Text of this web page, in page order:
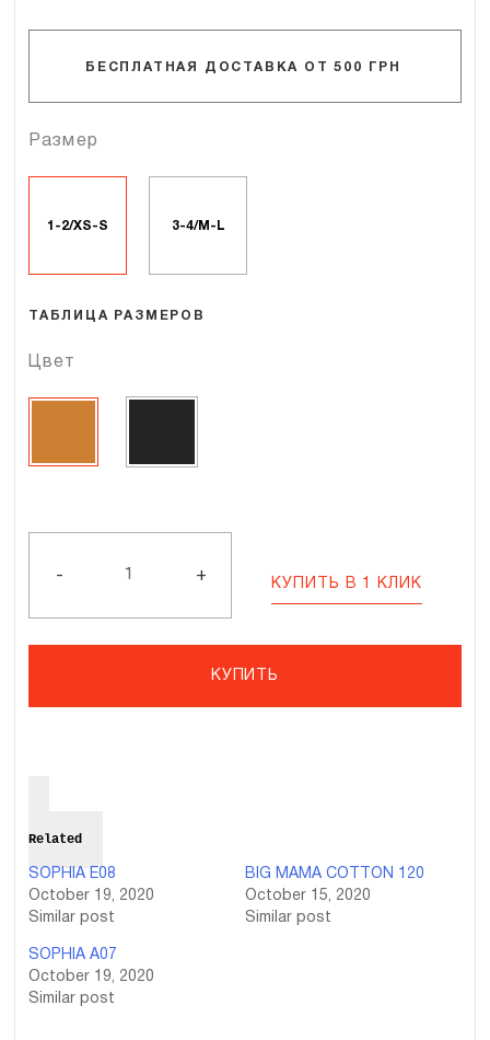
БЕСПЛАТНАЯ ДОСТАВКА ОТ 500 ГРН
Размер
1-2/XS-S 3-4/M-L
ТАБЛИЦА РАЗМЕРОВ
Цвет
- +
КУПИТЬ В 1 КЛИК
КУПИТЬ
Related
SOPHIA E08
October 19, 2020
Similar post
BIG MAMA COTTON 120
October 15, 2020
Similar post
SOPHIA A07
October 19, 2020
Similar post